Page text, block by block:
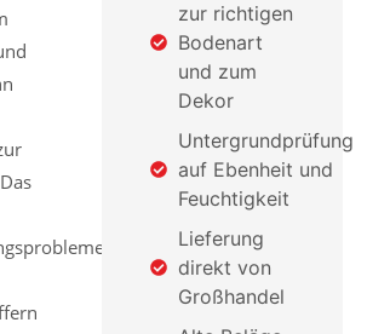
zur richtigen
Bodenart
und zum
Dekor
Untergrundprüfung
auf Ebenheit und
Feuchtigkeit
Lieferung
direkt von
Großhandel